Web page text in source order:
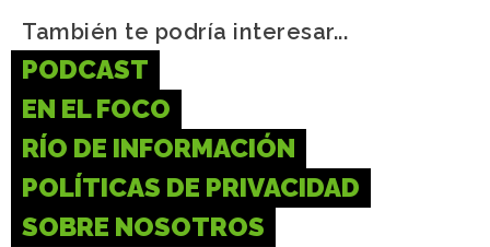
También te podría interesar...
PODCAST
EN EL FOCO
RÍO DE INFORMACIÓN
POLÍTICAS DE PRIVACIDAD
SOBRE NOSOTROS